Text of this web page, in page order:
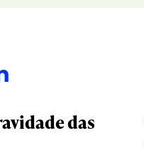
das